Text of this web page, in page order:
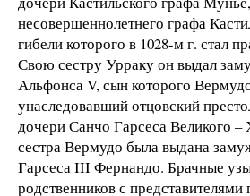
несовершеннолетнего графа
гибели которого в 1028-м г. стал
Свою сестру Урраку он выдал
Альфонса V, сын которого
унаследовавший отцовский
дочери Санчо Гарсеса Великого
сестра Вермудо была выдана
Гарсеса III Фернандо. Брачные
родственников с